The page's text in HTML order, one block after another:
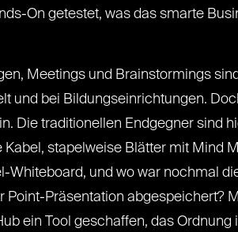
On getestet, was das smarte
Meetings und Brainstormings
und bei Bildungseinrichtungen.
Die traditionellen Endgegner sind
Kabel, stapelweise Blätter mit Mind
Whiteboard, und wo war nochmal
Point-Präsentation abgespeichert?
ein Tool geschaffen, das Ordnung